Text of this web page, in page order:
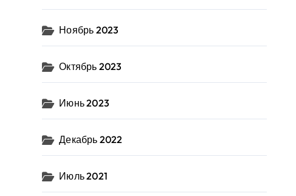
Ноябрь 2023
Октябрь 2023
Июнь 2023
Декабрь 2022
Июль 2021